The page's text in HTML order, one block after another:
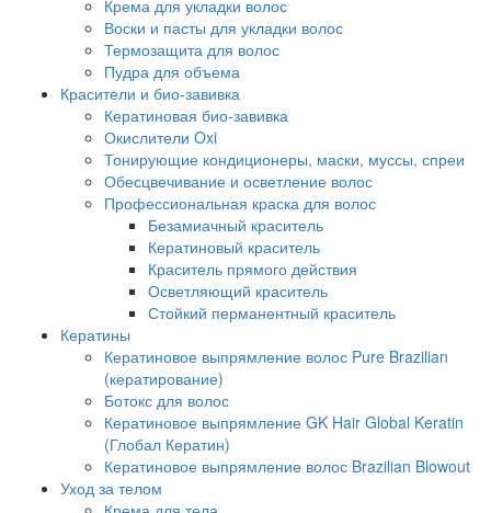
Крема для укладки волос
Воски и пасты для укладки волос
Термозащита для волос
Пудра для объема
Красители и био-завивка
Кератиновая био-завивка
Окислители Oxi
Тонирующие кондиционеры, маски, муссы, спреи
Обесцвечивание и осветление волос
Профессиональная краска для волос
Безамиачный краситель
Кератиновый краситель
Краситель прямого действия
Осветляющий краситель
Стойкий перманентный краситель
Кератины
Кератиновое выпрямление волос Pure Brazilian
(кератирование)
Ботокс для волос
Кератиновое выпрямление GK Hair Global Keratin
(Глобал Кератин)
Кератиновое выпрямление волос Brazilian Blowout
Уход за телом